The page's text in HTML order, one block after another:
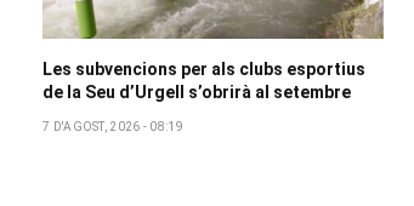
Les subvencions per als clubs esportius
de la Seu d’Urgell s’obrirà al setembre
7 D'AGOST, 2026 - 08:19